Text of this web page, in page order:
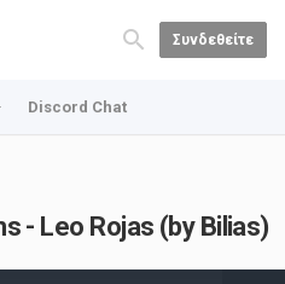
Συνδεθείτε
Discord Chat
- Leo Rojas (by Bilias)